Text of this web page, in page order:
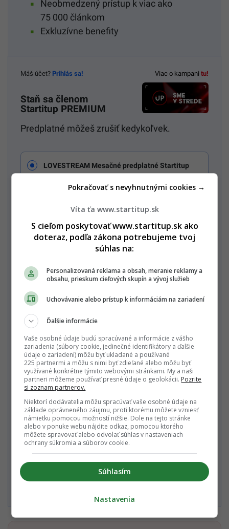
Neobmedzený prístup k viac ako
75 000 článkom
Exkluzívne benefity
Viac o kampani tu!
Máš účet? Prihlás sa!
Staň sa členom
Startitup PREMIUM
Predplatné môžeš zrušiť kedykoľvek.
LOVESTREAM Mesačné predplatné Startitup
5,99€
cena platí pre prvý mesiac, potom 5,99 € mesačne
Všetky mesačné predplatné
Mesačné predplatné Multiweb PREMIUM 7,99€
newsletter s obsahom a ponukami Startitup a jeho obchodných
partnerov.
Zaplať jedným kliknutím
Alebo
Zaplatiť kartou
Víta ťa www.startitup.sk
S cieľom poskytovať www.startitup.sk ako
doteraz, podľa zákona potrebujeme tvoj
súhlas na:
Personalizovaná reklama a obsah, meranie reklamy a
obsahu, prieskum cieľových skupín a vývoj služieb
Uchovávanie alebo prístup k informáciám na zariadení
Ďalšie informácie
Vaše osobné údaje budú spracúvané a informácie z vášho
zariadenia (súbory cookie, jedinečné identifikátory a ďalšie
údaje o zariadení) môžu byť ukladané a používané
225 partnermi a môžu s nimi byť zdieľané alebo môžu byť
využívané konkrétne týmito webovými stránkami. My a naši
partneri môžeme používať presné údaje o geolokácii. Pozrite
si zoznam partnerov.
Niektorí dodávatelia môžu spracúvať vaše osobné údaje na
základe oprávneného záujmu, proti ktorému môžete vzniesť
námietku pomocou možností nižšie. Dole na tejto stránke
alebo v ponuke webu nájdite odkaz, pomocou ktorého
môžete spravovať alebo odvolať súhlas v nastaveniach
ochrany súkromia a súborov cookie.
Súhlasím
Pokračovať s nevyhnutnými cookies →
Nastavenia